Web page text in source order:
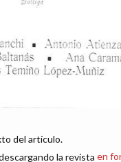
del artículo.
la revista en